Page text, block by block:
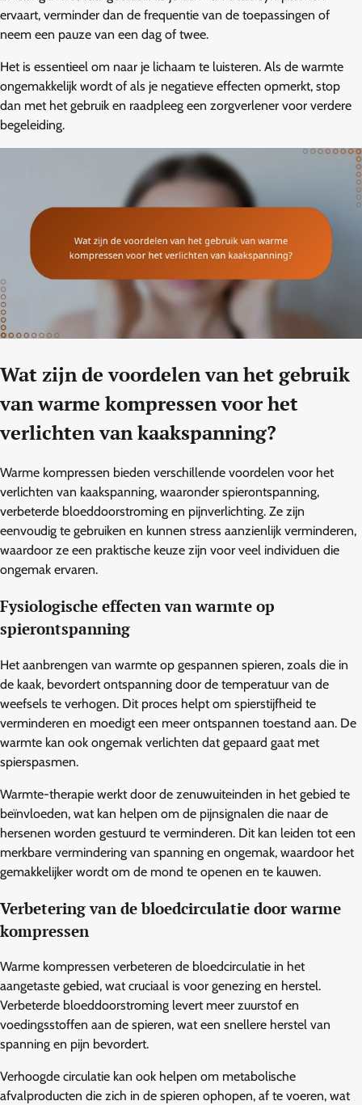
ervaart, verminder dan de frequentie van de toepassingen of
neem een pauze van een dag of twee.
Het is essentieel om naar je lichaam te luisteren. Als de warmte
ongemakkelijk wordt of als je negatieve effecten opmerkt, stop
dan met het gebruik en raadpleeg een zorgverlener voor verdere
begeleiding.
Wat zijn de voordelen van het gebruik
van warme kompressen voor het
verlichten van kaakspanning?
Warme kompressen bieden verschillende voordelen voor het
verlichten van kaakspanning, waaronder spierontspanning,
verbeterde bloeddoorstroming en pijnverlichting. Ze zijn
eenvoudig te gebruiken en kunnen stress aanzienlijk verminderen,
waardoor ze een praktische keuze zijn voor veel individuen die
ongemak ervaren.
Fysiologische effecten van warmte op
spierontspanning
Het aanbrengen van warmte op gespannen spieren, zoals die in
de kaak, bevordert ontspanning door de temperatuur van de
weefsels te verhogen. Dit proces helpt om spierstijfheid te
verminderen en moedigt een meer ontspannen toestand aan. De
warmte kan ook ongemak verlichten dat gepaard gaat met
spierspasmen.
Warmte-therapie werkt door de zenuwuiteinden in het gebied te
beïnvloeden, wat kan helpen om de pijnsignalen die naar de
hersenen worden gestuurd te verminderen. Dit kan leiden tot een
merkbare vermindering van spanning en ongemak, waardoor het
gemakkelijker wordt om de mond te openen en te kauwen.
Verbetering van de bloedcirculatie door warme
kompressen
Warme kompressen verbeteren de bloedcirculatie in het
aangetaste gebied, wat cruciaal is voor genezing en herstel.
Verbeterde bloeddoorstroming levert meer zuurstof en
voedingsstoffen aan de spieren, wat een snellere herstel van
spanning en pijn bevordert.
Verhoogde circulatie kan ook helpen om metabolische
afvalproducten die zich in de spieren ophopen, af te voeren, wat